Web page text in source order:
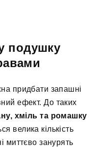
подушку
придбати запашні
ефект. До таких
хміль та ромашку
велика кількість
миттєво занурять